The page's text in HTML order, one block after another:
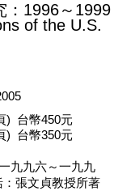
：1996～1999
of the U.S.
) 台幣450元
) 台幣350元
九九六～一九九
張文貞教授所著